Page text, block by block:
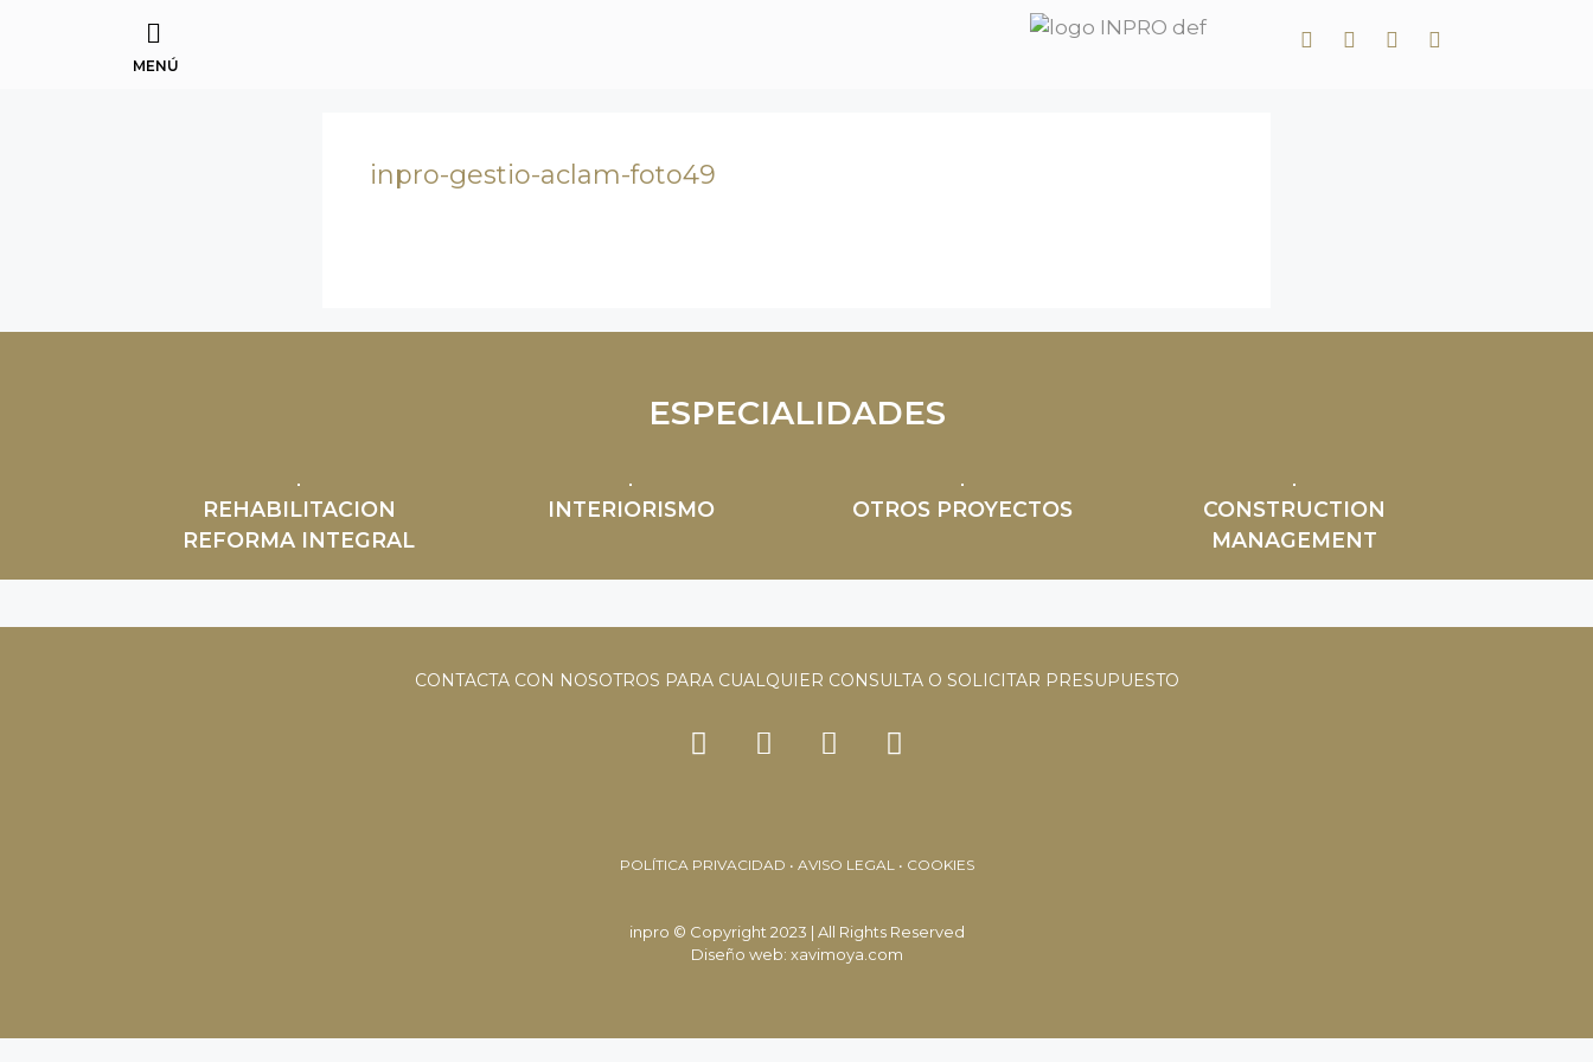
MENÚ
inpro-gestio-aclam-foto49
ESPECIALIDADES
REHABILITACION
REFORMA INTEGRAL
INTERIORISMO OTROS PROYECTOS
CONSTRUCTION
MANAGEMENT
CONTACTA CON NOSOTROS PARA CUALQUIER CONSULTA O SOLICITAR PRESUPUESTO
POLÍTICA PRIVACIDAD • AVISO LEGAL • COOKIES
inpro © Copyright 2023 | All Rights Reserved
Diseño web: xavimoya.com